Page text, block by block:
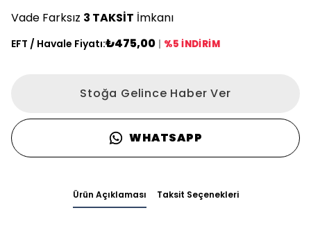
Vade Farksız 3 TAKSİT İmkanı
EFT / Havale Fiyatı:₺475,00 | %5 İNDİRİM
Stoğa Gelince Haber Ver
WHATSAPP
Ürün Açıklaması Taksit Seçenekleri